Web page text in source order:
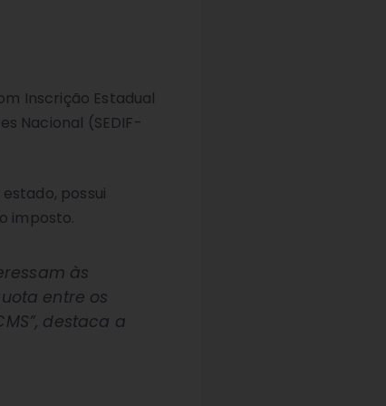
Inscrição Estadual
Nacional (SEDIF-
possui
imposto.
às
entre os
destaca a